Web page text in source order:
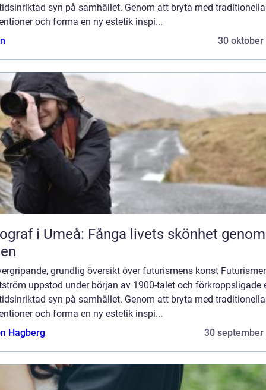
syn på samhället. Genom att bryta med traditionella
och forma en ny estetik inspi...
30 oktober
i Umeå: Fånga livets skönhet genom
grundlig översikt över futurismens konst
uppstod under början av 1900-talet och förkroppsligade
syn på samhället. Genom att bryta med traditionella
och forma en ny estetik inspi...
Hagberg
30 september